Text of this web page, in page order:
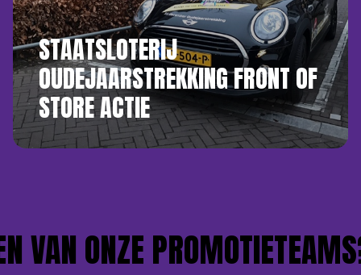
STAATSLOTERIJ
OUDEJAARSTREKKING FRONT OF
STORE ACTIE
ONZE PROMOTIETEAMS?